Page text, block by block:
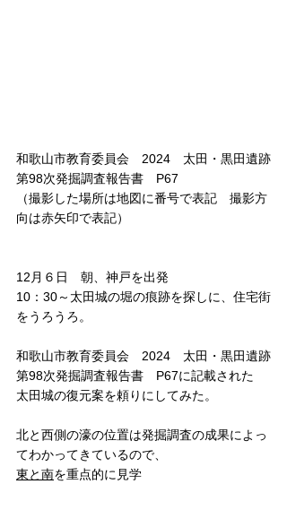
和歌山市教育委員会　2024　太田・黒田遺跡
第98次発掘調査報告書　P67
（撮影した場所は地図に番号で表記　撮影方
向は赤矢印で表記）
12月６日　朝、神戸を出発
10：30～太田城の堀の痕跡を探しに、住宅街
をうろうろ。
和歌山市教育委員会　2024　太田・黒田遺跡
第98次発掘調査報告書　P67に記載された
太田城の復元案を頼りにしてみた。
北と西側の濠の位置は発掘調査の成果によっ
てわかってきているので、
東と南を重点的に見学